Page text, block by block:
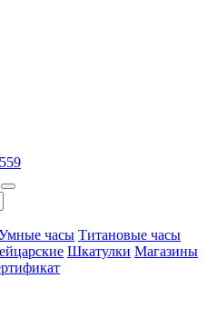
часы Титановые часы
Шкатулки Магазины